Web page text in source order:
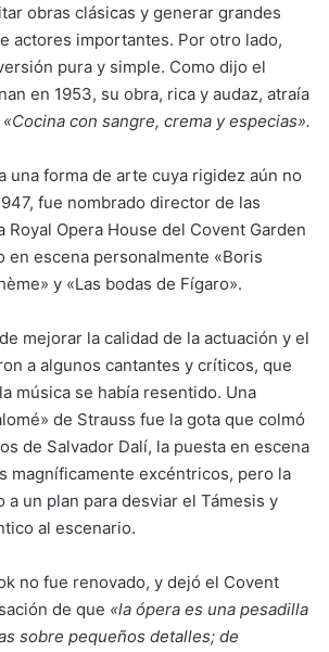
obras clásicas y generar grandes
actores importantes. Por otro lado,
pura y simple. Como dijo el
en 1953, su obra, rica y audaz, atraía
«Cocina con sangre, crema y especias».
una forma de arte cuya rigidez aún no
fue nombrado director de las
Royal Opera House del Covent Garden
en escena personalmente «Boris
y «Las bodas de Fígaro».
mejorar la calidad de la actuación y el
a algunos cantantes y críticos, que
música se había resentido. Una
de Strauss fue la gota que colmó
de Salvador Dalí, la puesta en escena
magníficamente excéntricos, pero la
a un plan para desviar el Támesis y
al escenario.
no fue renovado, y dejó el Covent
de que «la ópera es una pesadilla
sobre pequeños detalles; de